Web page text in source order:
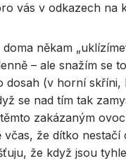
vás v odkazech na
doma někam
– ale snažím se
dosah (v horní
se nad tím tak
zakázaným
včas, že dítko
že když jsou